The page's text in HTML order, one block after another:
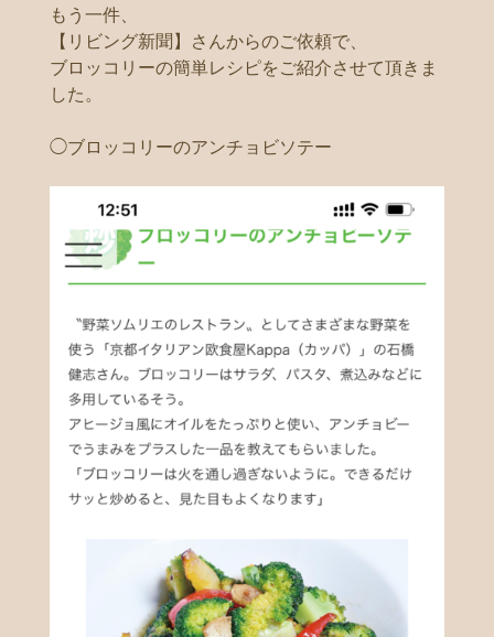
もう一件、
【リビング新聞】さんからのご依頼で、
ブロッコリーの簡単レシピをご紹介させて頂きま
した。
◯ブロッコリーのアンチョビソテー